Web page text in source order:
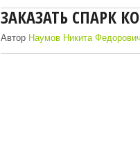
ЗАКАЗАТЬ СПАРК
Автор Наумов Никита Федорович